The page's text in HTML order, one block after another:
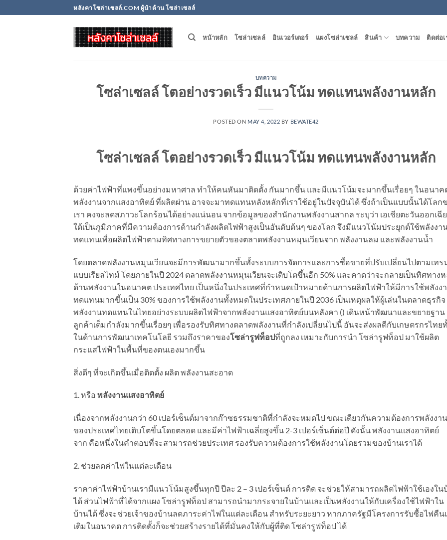
to
หลังคาโซล่าเซลล์.COM ผู้นำด้าน โซล่าเซลล์
หน้าหลัก โซล่าเซลล์ อินเวอร์เตอร์ แผงโซล่าเซลล์ สินค้า บทความ ติดต่อเ
บทความ
โซล่าเซลล์ โตอย่างรวดเร็ว มีแนวโน้ม ทดแทนพลังงานหลัก
POSTED ON MAY 4, 2022 BY BEWATE42
โซล่าเซลล์ โตอย่างรวดเร็ว มีแนวโน้ม ทดแทนพลังงานหลัก
ด้วยค่าไฟฟ้าที่แพงขึ้นอย่างมหาศาล ทำให้คนหันมาติดตั้ง กันมากขึ้น และมีแนวโน้มจะมากขึ้นเรื่อยๆ ในอนาค
พลังงานจากแสงอาทิตย์ ที่ผลิตผ่าน อาจจะมาทดแทนหลังหลักที่เราใช้อยู่ในปัจจุบันได้ ซึ่งถ้าเป็นแบบนั้นได้โลก
เรา คงจะลดสภาวะโลกร้อนได้อย่างแน่นอน จากข้อมูลของสำนักงานพลังงานสากล ระบุว่า เอเชียตะวันออกเฉี
ใต้เป็นภูมิภาคที่มีความต้องการด้านกำลังผลิตไฟฟ้าสูงเป็นอันดับต้นๆ ของโลก จึงมีแนวโน้มประยุกต์ใช้พลังงา
ทดแทนเพื่อผลิตไฟฟ้าตามทิศทางการขยายตัวของตลาดพลังงานหมุนเวียนจาก พลังงานลม และพลังงานน้ำ
โดยตลาดพลังงานหมุนเวียนจะมีการพัฒนามากขึ้นทั้งระบบการจัดการและการซื้อขายที่ปรับเปลี่ยนไปตามเทร
แบบเรียลไทม์ โดยภายในปี 2024 ตลาดพลังงานหมุนเวียนจะเติบโตขึ้นอีก 50% และคาดว่าจะกลายเป็นทิศทาง
ด้านพลังงานในอนาคต ประเทศไทย เป็นหนึ่งในประเทศที่กำหนดเป้าหมายด้านการผลิตไฟฟ้าให้มีการใช้พลังง
ทดแทนมากขึ้นเป็น 30% ของการใช้พลังงานทั้งหมดในประเทศภายในปี 2036 เป็นเหตุผลให้ผู้เล่นในตลาดธุรกิจ
พลังงานทดแทนในไทยอย่างระบบผลิตไฟฟ้าจากพลังงานแสงอาทิตย์บนหลังคา () เดินหน้าพัฒนาและขยายฐาน
ลูกค้าเต็มกำลังมากขึ้นเรื่อยๆ เพื่อรองรับทิศทางตลาดพลังงานที่กำลังเปลี่ยนไปนี้ อันจะส่งผลดีกับเกษตรกรไทย
ในด้านการพัฒนาเทคโนโลยี รวมถึงราคาของโซล่ารูฟท็อปที่ถูกลง เหมาะกับการนำ โซล่ารูฟท็อป มาใช้ผลิต
กระแสไฟฟ้าในพื้นที่ของตนเองมากขึ้น
สิ่งดีๆ ที่จะเกิดขึ้นเมื่อติดตั้ง ผลิต พลังงานสะอาด
1.หรือ พลังงานแสงอาทิตย์
เนื่องจากพลังงานกว่า 60 เปอร์เซ็นต์มาจากก๊าซธรรมชาติที่กำลังจะหมดไป ขณะเดียวกันความต้องการพลังงาน
ของประเทศไทยเติบโตขึ้นโดยตลอด และมีค่าไฟฟ้าเฉลี่ยสูงขึ้น 2-3 เปอร์เซ็นต์ต่อปี ดังนั้น พลังงานแสงอาทิตย์
จาก คือหนึ่งในคำตอบที่จะสามารถช่วยประเทศ รองรับความต้องการใช้พลังงานโดยรวมของบ้านเราได้
2. ช่วยลดค่าไฟในแต่ละเดือน
ราคาค่าไฟฟ้าบ้านเรามีแนวโน้มสูงขึ้นทุกปี ปีละ 2 – 3 เปอร์เซ็นต์ การติด จะช่วยให้สามารถผลิตไฟฟ้าใช้เองใน
ได้ ส่วนไฟฟ้าที่ได้จากแผง โซล่ารูฟท็อป สามารถนำมากระจายในบ้านและเป็นพลังงานให้กับเครื่องใช้ไฟฟ้าใน
บ้านได้ ซึ่งจะช่วยเจ้าของบ้านลดภาระค่าไฟในแต่ละเดือน สำหรับระยะยาว หากภาครัฐมีโครงการรับซื้อไฟคืน
เติมในอนาคต การติดตั้งก็จะช่วยสร้างรายได้ที่มั่นคงให้กับผู้ที่ติด โซล่ารูฟท็อป ได้